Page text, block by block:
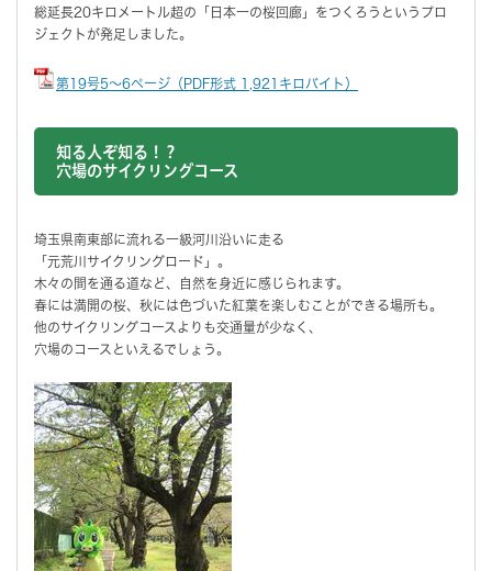
総延長20キロメートル超の「日本一の桜回廊」をつくろうというプロ
ジェクトが発足しました。
第19号5～6ページ（PDF形式 1,921キロバイト）
知る人ぞ知る！？
穴場のサイクリングコース
埼玉県南東部に流れる一級河川沿いに走る
「元荒川サイクリングロード」。
木々の間を通る道など、自然を身近に感じられます。
春には満開の桜、秋には色づいた紅葉を楽しむことができる場所も。
他のサイクリングコースよりも交通量が少なく、
穴場のコースといえるでしょう。